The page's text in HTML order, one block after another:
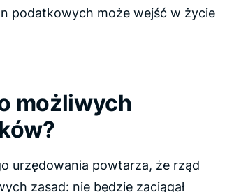
podatkowych może wejść w życie
możliwych
urzędowania powtarza, że rząd
zasad: nie będzie zaciągał